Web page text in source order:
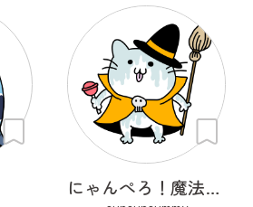
にゃんぺろ！魔法使いっ